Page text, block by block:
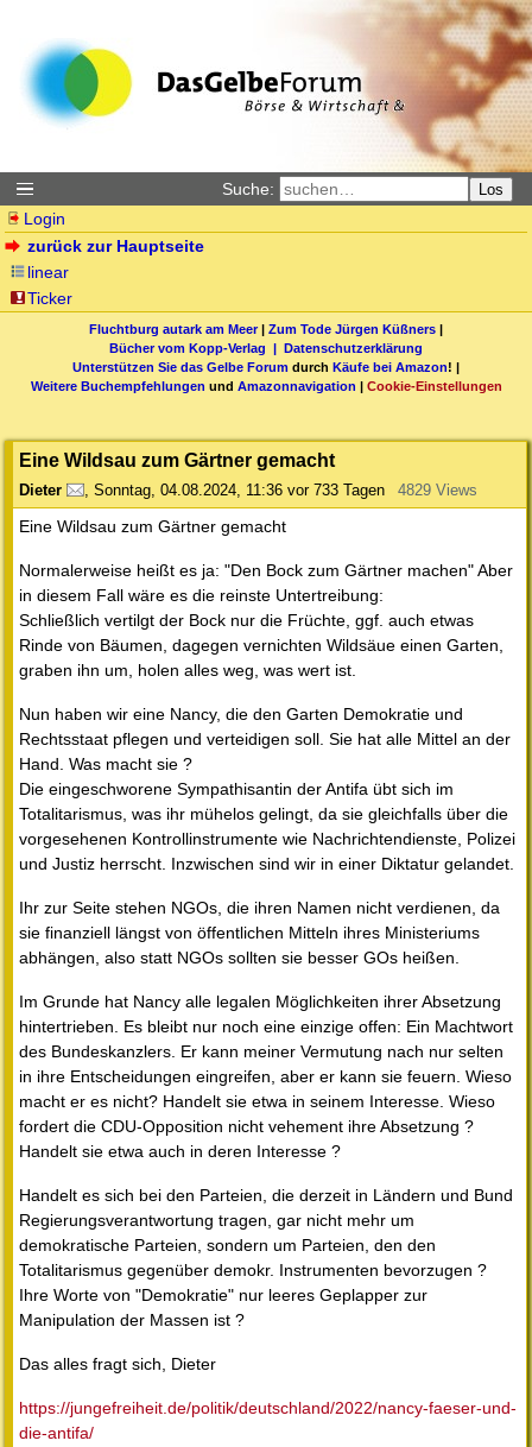
Suche: Los
Login
zurück zur Hauptseite
linear
Ticker
Fluchtburg autark am Meer| Zum Tode Jürgen Küßners |
Bücher vom Kopp-Verlag | Datenschutzerklärung
Unterstützen Sie das Gelbe Forum durch Käufe bei Amazon! |
Weitere Buchempfehlungen und Amazonnavigation | Cookie-Einstellungen
Eine Wildsau zum Gärtner gemacht
Dieter , Sonntag, 04.08.2024, 11:36 vor 733 Tagen 4829 Views
Eine Wildsau zum Gärtner gemacht
Normalerweise heißt es ja: "Den Bock zum Gärtner machen" Aber
in diesem Fall wäre es die reinste Untertreibung:
Schließlich vertilgt der Bock nur die Früchte, ggf. auch etwas
Rinde von Bäumen, dagegen vernichten Wildsäue einen Garten,
graben ihn um, holen alles weg, was wert ist.
Nun haben wir eine Nancy, die den Garten Demokratie und
Rechtsstaat pflegen und verteidigen soll. Sie hat alle Mittel an der
Hand. Was macht sie ?
Die eingeschworene Sympathisantin der Antifa übt sich im
Totalitarismus, was ihr mühelos gelingt, da sie gleichfalls über die
vorgesehenen Kontrollinstrumente wie Nachrichtendienste, Polizei
und Justiz herrscht. Inzwischen sind wir in einer Diktatur gelandet.
Ihr zur Seite stehen NGOs, die ihren Namen nicht verdienen, da
sie finanziell längst von öffentlichen Mitteln ihres Ministeriums
abhängen, also statt NGOs sollten sie besser GOs heißen.
Im Grunde hat Nancy alle legalen Möglichkeiten ihrer Absetzung
hintertrieben. Es bleibt nur noch eine einzige offen: Ein Machtwort
des Bundeskanzlers. Er kann meiner Vermutung nach nur selten
in ihre Entscheidungen eingreifen, aber er kann sie feuern. Wieso
macht er es nicht? Handelt sie etwa in seinem Interesse. Wieso
fordert die CDU-Opposition nicht vehement ihre Absetzung ?
Handelt sie etwa auch in deren Interesse ?
Handelt es sich bei den Parteien, die derzeit in Ländern und Bund
Regierungsverantwortung tragen, gar nicht mehr um
demokratische Parteien, sondern um Parteien, den den
Totalitarismus gegenüber demokr. Instrumenten bevorzugen ?
Ihre Worte von "Demokratie" nur leeres Geplapper zur
Manipulation der Massen ist ?
Das alles fragt sich, Dieter
https://jungefreiheit.de/politik/deutschland/2022/nancy-faeser-und-
die-antifa/